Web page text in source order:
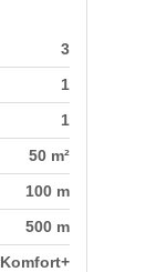
3
1
1
50 m²
100 m
500 m
Komfort+